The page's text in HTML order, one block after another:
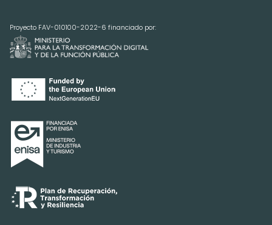
Proyecto FAV-010100-2022-6 financiado por: